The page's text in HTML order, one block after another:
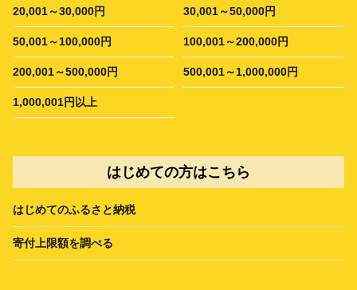
20,001～30,000円 30,001～50,000円
50,001～100,000円 100,001～200,000円
200,001～500,000円 500,001～1,000,000円
1,000,001円以上
はじめての方はこちら
はじめてのふるさと納税
寄付上限額を調べる